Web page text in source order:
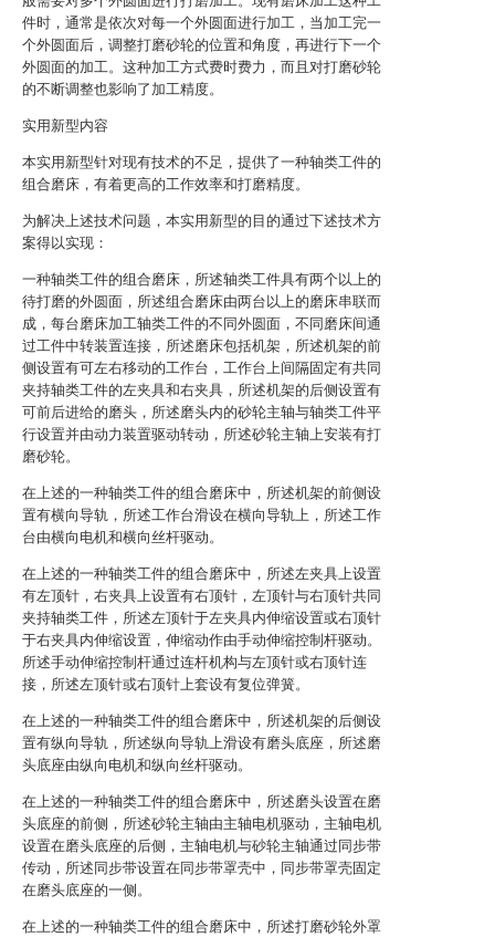
件时，通常是依次对每一个外圆面进行加工，当加工完一
个外圆面后，调整打磨砂轮的位置和角度，再进行下一个
外圆面的加工。这种加工方式费时费力，而且对打磨砂轮
的不断调整也影响了加工精度。
实用新型内容
本实用新型针对现有技术的不足，提供了一种轴类工件的
组合磨床，有着更高的工作效率和打磨精度。
为解决上述技术问题，本实用新型的目的通过下述技术方
案得以实现：
一种轴类工件的组合磨床，所述轴类工件具有两个以上的
待打磨的外圆面，所述组合磨床由两台以上的磨床串联而
成，每台磨床加工轴类工件的不同外圆面，不同磨床间通
过工件中转装置连接，所述磨床包括机架，所述机架的前
侧设置有可左右移动的工作台，工作台上间隔固定有共同
夹持轴类工件的左夹具和右夹具，所述机架的后侧设置有
可前后进给的磨头，所述磨头内的砂轮主轴与轴类工件平
行设置并由动力装置驱动转动，所述砂轮主轴上安装有打
磨砂轮。
在上述的一种轴类工件的组合磨床中，所述机架的前侧设
置有横向导轨，所述工作台滑设在横向导轨上，所述工作
台由横向电机和横向丝杆驱动。
在上述的一种轴类工件的组合磨床中，所述左夹具上设置
有左顶针，右夹具上设置有右顶针，左顶针与右顶针共同
夹持轴类工件，所述左顶针于左夹具内伸缩设置或右顶针
于右夹具内伸缩设置，伸缩动作由手动伸缩控制杆驱动。
所述手动伸缩控制杆通过连杆机构与左顶针或右顶针连
接，所述左顶针或右顶针上套设有复位弹簧。
在上述的一种轴类工件的组合磨床中，所述机架的后侧设
置有纵向导轨，所述纵向导轨上滑设有磨头底座，所述磨
头底座由纵向电机和纵向丝杆驱动。
在上述的一种轴类工件的组合磨床中，所述磨头设置在磨
头底座的前侧，所述砂轮主轴由主轴电机驱动，主轴电机
设置在磨头底座的后侧，主轴电机与砂轮主轴通过同步带
传动，所述同步带设置在同步带罩壳中，同步带罩壳固定
在磨头底座的一侧。
在上述的一种轴类工件的组合磨床中，所述打磨砂轮外罩